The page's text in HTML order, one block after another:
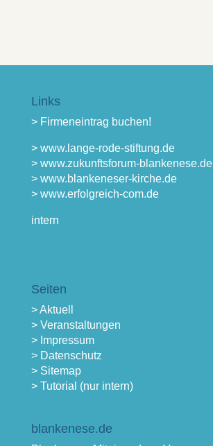
Links
> Firmeneintrag buchen!
> www.lange-rode-stiftung.de
> www.zukunftsforum-blankenese.de
> www.blankeneser-kirche.de
> www.erfolgreich-com.de
intern
Seiten
> Aktuell
> Veranstaltungen
> Impressum
> Datenschutz
> Sitemap
> Tutorial (nur intern)
blankenese.de